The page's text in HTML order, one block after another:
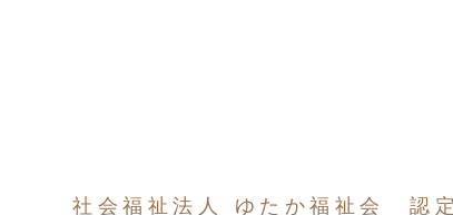
社会福祉法人 ゆたか福祉会 認